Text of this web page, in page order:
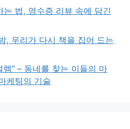
는 법, 영수증 리뷰 속에 담긴
, 우리가 다시 책을 집어 드는
렘” – 동네를 찾는 이들의 마
케팅의 기술